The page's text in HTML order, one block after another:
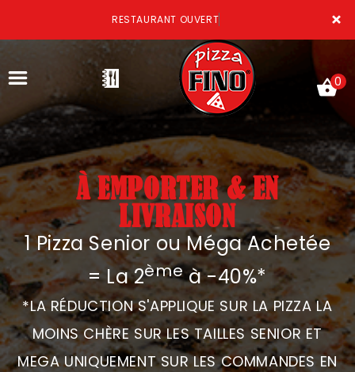
×
RESTAURANT OUVER
ACCUEIL
LA CARTE
VOTRE COMPTE
NOTRE RESTAURANT
VOS AVIS
MENTIONS LÉGALES
0
À EMPORTER & EN
LIVRAISON
1 Pizza Senior ou Méga Achetée
= La 2èmeà -40%*
*LA RÉDUCTION S'APPLIQUE SUR LA PIZZA LA
MOINS CHÈRE SUR LES TAILLES SENIOR ET
MEGA UNIQUEMENT SUR LES COMMANDES EN